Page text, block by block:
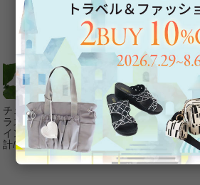
チェコクリスタルガ
ラス立体リボンデザ
インベルト時
計/9240001
【アンジェラカプッ
チ】イタリア製大ぶ
りイヤリン
グ/3021010-